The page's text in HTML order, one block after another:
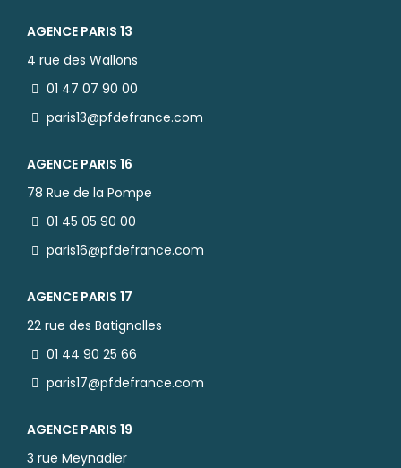
AGENCE PARIS 13
4 rue des Wallons
01 47 07 90 00
paris13@pfdefrance.com
AGENCE PARIS 16
78 Rue de la Pompe
01 45 05 90 00
paris16@pfdefrance.com
AGENCE PARIS 17
22 rue des Batignolles
01 44 90 25 66
paris17@pfdefrance.com
AGENCE PARIS 19
3 rue Meynadier